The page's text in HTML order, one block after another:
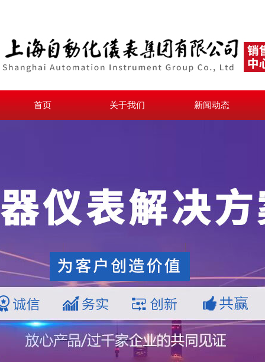
首页 关于我们 新闻动态